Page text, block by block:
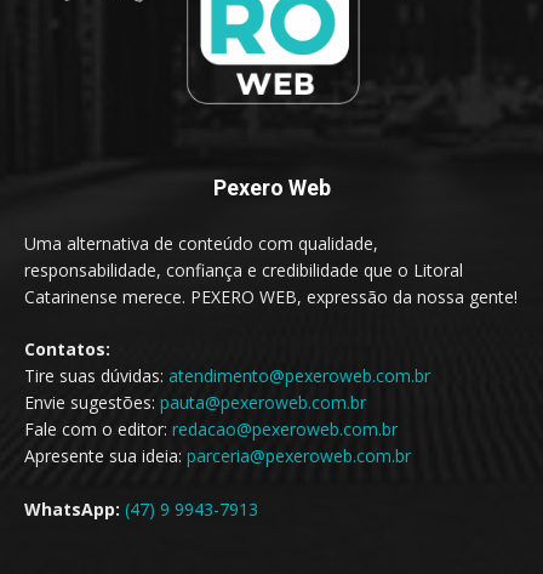
Pexero Web
Uma alternativa de conteúdo com qualidade,
responsabilidade, confiança e credibilidade que o Litoral
Catarinense merece. PEXERO WEB, expressão da nossa gente!
Contatos:
Tire suas dúvidas: atendimento@pexeroweb.com.br
Envie sugestões: pauta@pexeroweb.com.br
Fale com o editor: redacao@pexeroweb.com.br
Apresente sua ideia: parceria@pexeroweb.com.br
WhatsApp: (47) 9 9943-7913